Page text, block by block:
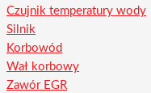
Czujnik temperatury wody
Silnik
Korbowód
Wał korbowy
Zawór EGR